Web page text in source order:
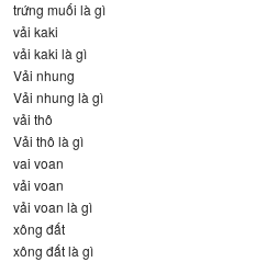
trứng muối là gì
vải kaki
vải kaki là gì
Vải nhung
Vải nhung là gì
vải thô
Vải thô là gì
vai voan
vải voan
vải voan là gì
xông đất
xông đất là gì